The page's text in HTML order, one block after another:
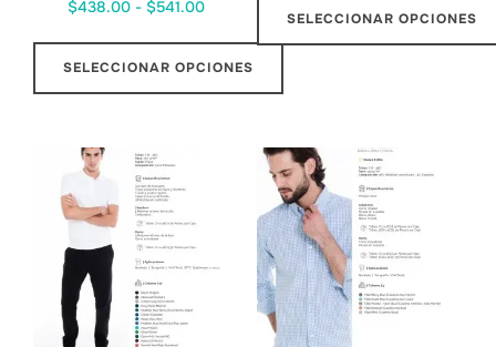
$438.00 - $541.00
SELECCIONAR OPCIONES
SELECCIONAR OPCIONES